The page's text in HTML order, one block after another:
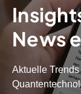
News
Aktuelle